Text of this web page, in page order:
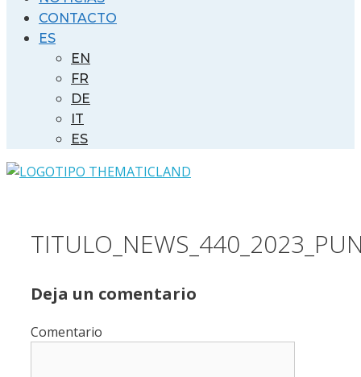
CONTACTO
ES
EN
FR
DE
IT
ES
Deja un comentario
Comentario